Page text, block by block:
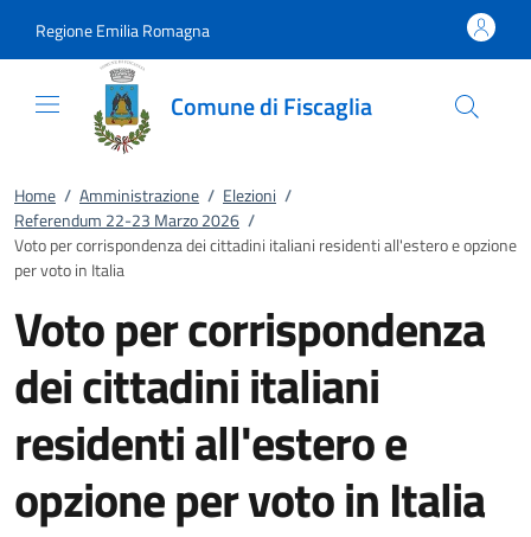
Regione Emilia Romagna
Comune di Fiscaglia
Home / Amministrazione / Elezioni /
Referendum 22-23 Marzo 2026 /
Voto per corrispondenza dei cittadini italiani residenti all'estero e opzione
per voto in Italia
Voto per corrispondenza
dei cittadini italiani
residenti all'estero e
opzione per voto in Italia